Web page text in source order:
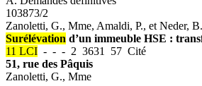
103873/2
Zanoletti, G., Mme, Amaldi, P., et Neder,
Surélévation d’un immeuble HSE :
11 LCI - - - 2 3631 57 Cité
51, rue des Pâquis
Zanoletti, G., Mme